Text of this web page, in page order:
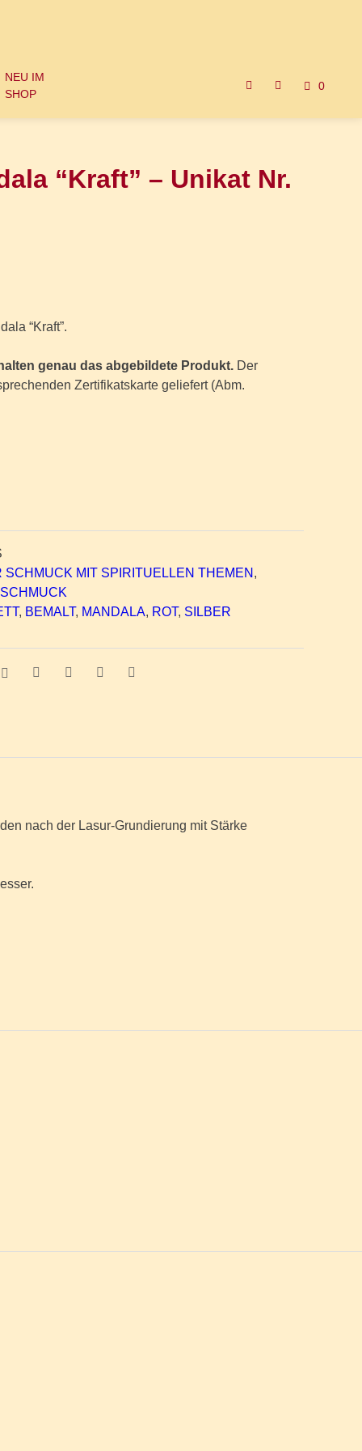
NEU IM
SHOP
0
“Kraft” – Unikat Nr.
“Kraft”.
genau das abgebildete Produkt. Der
Zertifikatskarte geliefert (Abm.
SCHMUCK MIT SPIRITUELLEN THEMEN ,
SCHMUCK
, BEMALT, MANDALA, ROT, SILBER
nach der Lasur-Grundierung mit Stärke